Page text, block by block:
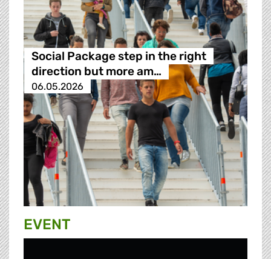
Social Package step in the right
direction but more am…
06.05.2026
EVENT